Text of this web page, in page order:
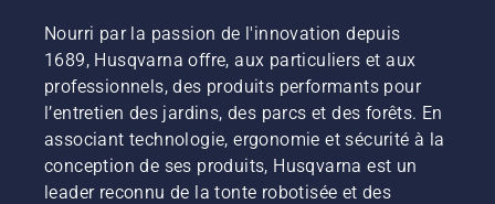
Nourri par la passion de l'innovation depuis
1689, Husqvarna offre, aux particuliers et aux
professionnels, des produits performants pour
l’entretien des jardins, des parcs et des forêts. En
associant technologie, ergonomie et sécurité à la
conception de ses produits, Husqvarna est un
leader reconnu de la tonte robotisée et des